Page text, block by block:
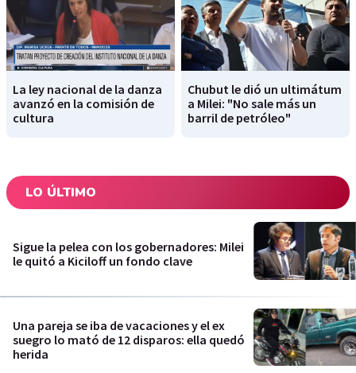
La ley nacional de la danza
avanzó en la comisión de
cultura
Chubut le dió un ultimátum
a Milei: "No sale más un
barril de petróleo"
LO ÚLTIMO
Sigue la pelea con los gobernadores: Milei
le quitó a Kiciloff un fondo clave
Una pareja se iba de vacaciones y el ex
suegro lo mató de 12 disparos: ella quedó
herida